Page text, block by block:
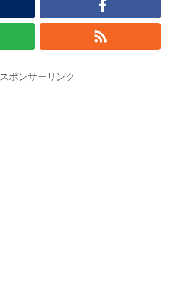
スポンサーリンク